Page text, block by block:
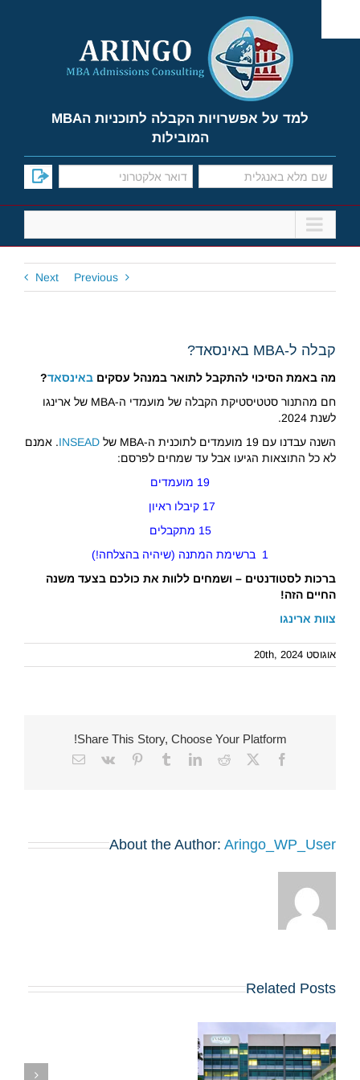
content
למד על אפשרויות הקבלה לתוכניות הMBA
המובילות
Previous
Next
קבלה ל-MBA באינסאד?
מה באמת הסיכוי להתקבל לתואר במנהל עסקים באינסאד?
חם מהתנור סטטיסטיקת הקבלה של מועמדי ה-MBA של ארינגו
לשנת 2024.
השנה עבדנו עם 19 מועמדים לתוכנית ה-MBA של
INSEAD. אמנם
לא כל התוצאות הגיעו אבל עד שמחים לפרסם:
19 מועמדים
17 קיבלו ראיון
15 מתקבלים
1 ברשימת המתנה (שיהיה בהצלחה!)
ברכות לסטודנטים – ושמחים ללוות את כולכם בצעד משנה
החיים הזה!
צוות ארינגו
אוגוסט 20th, 2024
Share This Story, Choose Your Platform!
Facebook
X
Reddit
LinkedIn
Tumblr
Pinterest
Vk
Email
About the Author: Aringo_WP_User
Related Posts